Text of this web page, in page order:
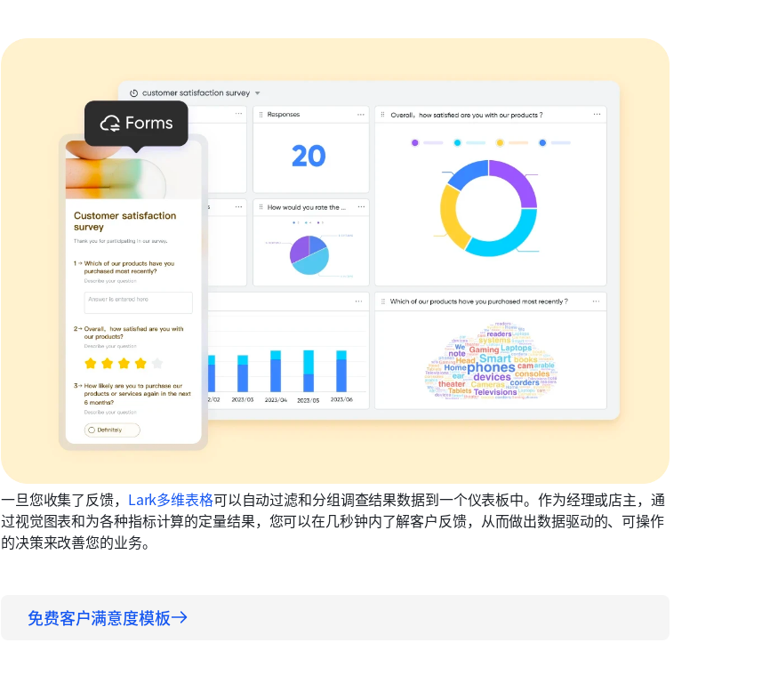
一旦您收集了反馈， Lark多维表格可以自动过滤和分组调查结果数据到一个仪表板中。作为经理或店主，通
过视觉图表和为各种指标计算的定量结果，您可以在几秒钟内了解客户反馈，从而做出数据驱动的、可操作
的决策来改善您的业务。
免费客户满意度模板